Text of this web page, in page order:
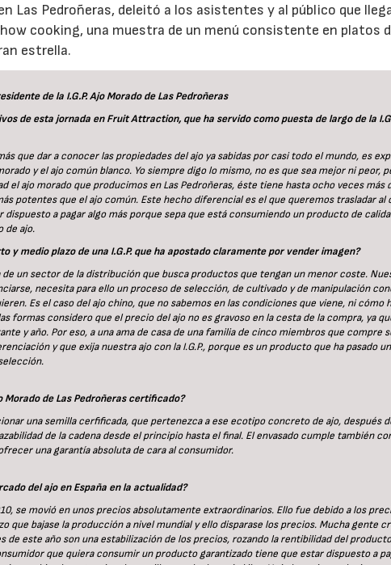
Las Pedroñeras, deleitó a los asistentes y al público que
cooking, una muestra de un menú consistente en platos
estrella.
de la I.G.P. Ajo Morado de Las Pedroñeras
de esta jornada en Fruit Attraction, que ha servido como puesta de largo de la
que dar a conocer las propiedades del ajo ya sabidas por casi todo el mundo, es
y el ajo común blanco. Yo siempre digo lo mismo, no es que sea mejor ni peor,
el ajo morado que producimos en Las Pedroñeras, éste tiene hasta ocho veces más
potentes que el ajo común. Este hecho diferencial es el que queremos trasladar al
dispuesto a pagar algo más porque sepa que está consumiendo un producto de
de ajo.
y medio plazo de una I.G.P. que ha apostado claramente por vender imagen?
de un sector de la distribución que busca productos que tengan un menor coste.
necesita para ello un proceso de selección, de cultivado y de manipulación
Es el caso del ajo chino, que no sabemos en las condiciones que viene, ni cómo
formas considero que el precio del ajo no es gravoso en la cesta de la compra, ya
y año. Por eso, a una ama de casa de una familia de cinco miembros que compre
y que exija nuestra ajo con la I.G.P., porque es un producto que ha pasado
Morado de Las Pedroñeras certificado?
una semilla cerfificada, que pertenezca a ese ecotipo concreto de ajo, después
de la cadena desde el principio hasta el final. El envasado cumple también
una garantía absoluta de cara al consumidor.
del ajo en España en la actualidad?
se movió en unos precios absolutamente extraordinarios. Ello fue debido a los
que bajase la producción a nivel mundial y ello disparase los precios. Mucha gente
de este año son una estabilización de los precios, rozando la rentibilidad del
que quiera consumir un producto garantizado tiene que estar dispuesto a